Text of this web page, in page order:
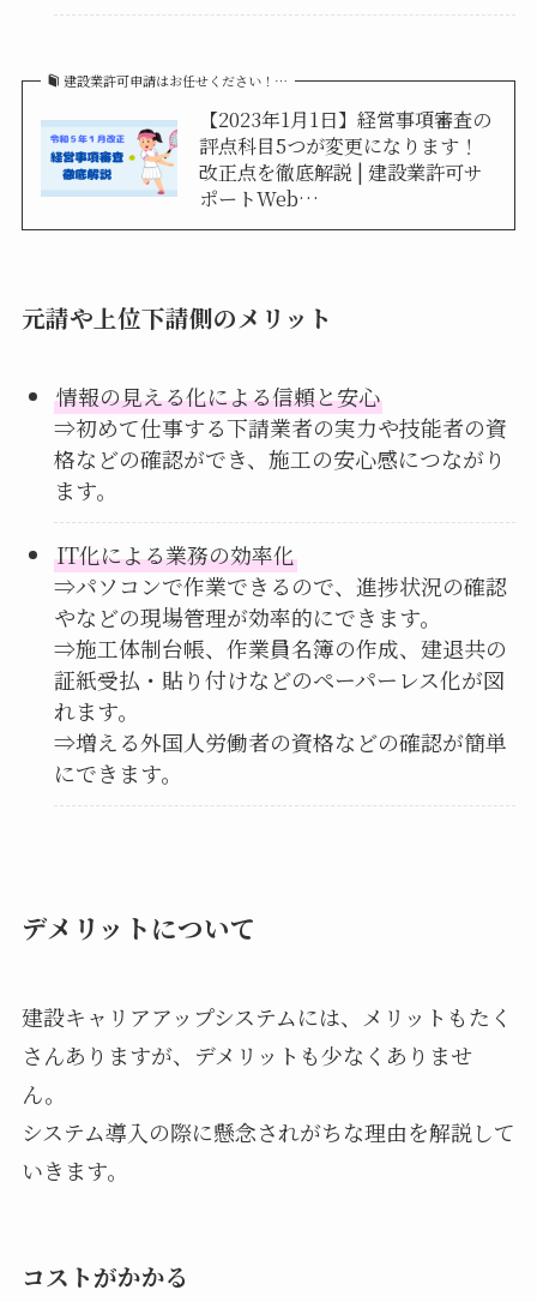
建設業許可申請はお任せください！…
【2023年1月1日】経営事項審査の
評点科目5つが変更になります！
改正点を徹底解説 | 建設業許可サ
ポートWeb…
元請や上位下請側のメリット
情報の見える化による信頼と安心
⇒初めて仕事する下請業者の実力や技能者の資
格などの確認ができ、施工の安心感につながり
ます。
IT化による業務の効率化
⇒パソコンで作業できるので、進捗状況の確認
やなどの現場管理が効率的にできます。
⇒施工体制台帳、作業員名簿の作成、建退共の
証紙受払・貼り付けなどのペーパーレス化が図
れます。
⇒増える外国人労働者の資格などの確認が簡単
にできます。
デメリットについて
建設キャリアアップシステムには、メリットもたく
さんありますが、デメリットも少なくありませ
ん。
システム導入の際に懸念されがちな理由を解説して
いきます。
コストがかかる